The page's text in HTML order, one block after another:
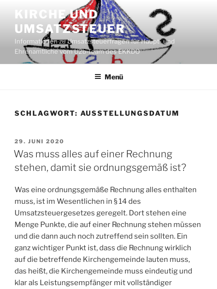
Inhalt
springen
KIRCHE UND
UMSATZSTEUER
Informationen zu Umsatzsteuerfragen für Haupt- und
Ehrenamtliche vom U2b-Team des EKKDO
Menü
SCHLAGWORT: AUSSTELLUNGSDATUM
VERÖFFENTLICHT
AM
29. JUNI 2020
Was muss alles auf einer Rechnung
stehen, damit sie ordnungsgemäß ist?
Was eine ordnungsgemäße Rechnung alles enthalten
muss, ist im Wesentlichen in § 14 des
Umsatzsteuergesetzes geregelt. Dort stehen eine
Menge Punkte, die auf einer Rechnung stehen müssen
und die dann auch noch zutreffend sein sollten. Ein
ganz wichtiger Punkt ist, dass die Rechnung wirklich
auf die betreffende Kirchengemeinde lauten muss,
das heißt, die Kirchengemeinde muss eindeutig und
klar als Leistungsempfänger mit vollständiger